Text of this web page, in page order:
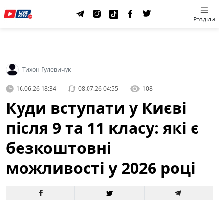
Розділи
Тихон Гулевичук
16.06.26 18:34 08.07.26 04:55 108
Куди вступати у Києві
після 9 та 11 класу: які є
безкоштовні
можливості у 2026 році